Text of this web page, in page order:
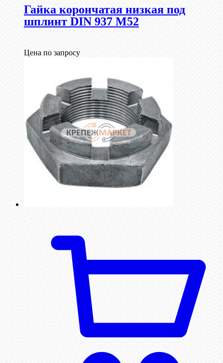
Гайка корончатая низкая под
шплинт DIN 937 М52
Цена по запросу